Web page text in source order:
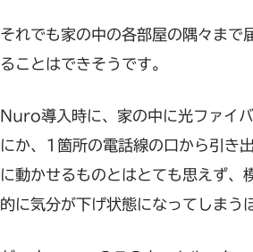
それでも家の中の各部屋の隅々まで
ることはできそうです。
Nuro導入時に、家の中に光ファイ
にか、1箇所の電話線の口から引き
に動かせるものとはとても思えず、
的に気分が下げ状態になってしまう